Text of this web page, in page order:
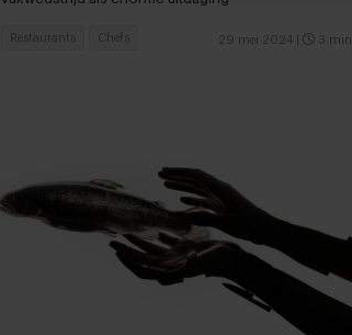
29 mei 2024 3 min
Restaurants Chefs